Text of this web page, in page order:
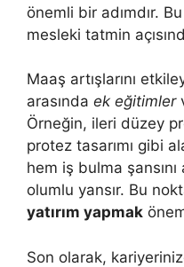
önemli bir adımdır.
mesleki tatmin
Maaş artışlarını
arasında ek eğitimler
Örneğin, ileri düzey
protez tasarımı gibi
hem iş bulma
olumlu yansır. Bu
yatırım yapmak
Son olarak,